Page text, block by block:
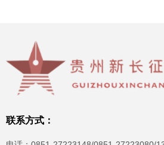
联系方式：